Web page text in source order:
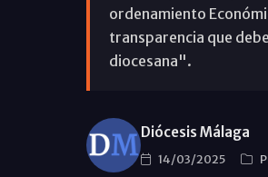
ordenamiento
transparencia que
diocesana".
Diócesis Málaga
14/03/2025